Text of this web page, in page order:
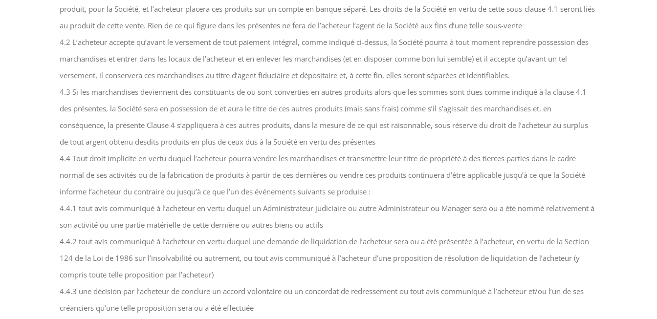
produit, pour la Société, et l’acheteur placera ces produits sur un compte en banque séparé. Les droits de la Société en vertu de cette sous-clause 4.1 seront liés
au produit de cette vente. Rien de ce qui figure dans les présentes ne fera de l’acheteur l’agent de la Société aux fins d’une telle sous-vente
4.2 L’acheteur accepte qu’avant le versement de tout paiement intégral, comme indiqué ci-dessus, la Société pourra à tout moment reprendre possession des
marchandises et entrer dans les locaux de l’acheteur et en enlever les marchandises (et en disposer comme bon lui semble) et il accepte qu’avant un tel
versement, il conservera ces marchandises au titre d’agent fiduciaire et dépositaire et, à cette fin, elles seront séparées et identifiables.
4.3 Si les marchandises deviennent des constituants de ou sont converties en autres produits alors que les sommes sont dues comme indiqué à la clause 4.1
des présentes, la Société sera en possession de et aura le titre de ces autres produits (mais sans frais) comme s’il s’agissait des marchandises et, en
conséquence, la présente Clause 4 s’appliquera à ces autres produits, dans la mesure de ce qui est raisonnable, sous réserve du droit de l’acheteur au surplus
de tout argent obtenu desdits produits en plus de ceux dus à la Société en vertu des présentes
4.4 Tout droit implicite en vertu duquel l’acheteur pourra vendre les marchandises et transmettre leur titre de propriété à des tierces parties dans le cadre
normal de ses activités ou de la fabrication de produits à partir de ces dernières ou vendre ces produits continuera d’être applicable jusqu’à ce que la Société
informe l’acheteur du contraire ou jusqu’à ce que l’un des événements suivants se produise :
4.4.1 tout avis communiqué à l’acheteur en vertu duquel un Administrateur judiciaire ou autre Administrateur ou Manager sera ou a été nommé relativement à
son activité ou une partie matérielle de cette dernière ou autres biens ou actifs
4.4.2 tout avis communiqué à l’acheteur en vertu duquel une demande de liquidation de l’acheteur sera ou a été présentée à l’acheteur, en vertu de la Section
124 de la Loi de 1986 sur l’insolvabilité ou autrement, ou tout avis communiqué à l’acheteur d’une proposition de résolution de liquidation de l’acheteur (y
compris toute telle proposition par l’acheteur)
4.4.3 une décision par l’acheteur de conclure un accord volontaire ou un concordat de redressement ou tout avis communiqué à l’acheteur et/ou l’un de ses
créanciers qu’une telle proposition sera ou a été effectuée